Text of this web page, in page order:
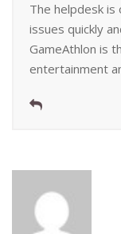
The helpdesk is
issues quickly
GameAthlon is
entertainment